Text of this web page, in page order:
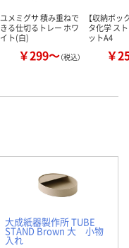
ユメミグサ 積み重ねで
きる仕切るトレー ホワ
イト(白)
￥299～（税込）
【収納ボッ
タ化学 ス
ットA4
￥
大成紙器製作所 TUBE
STAND Brown 大 小物
入れ